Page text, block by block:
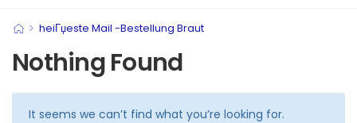
> heiГџeste Mail -Bestellung Braut
Nothing Found
It seems we can’t find what you’re looking for.